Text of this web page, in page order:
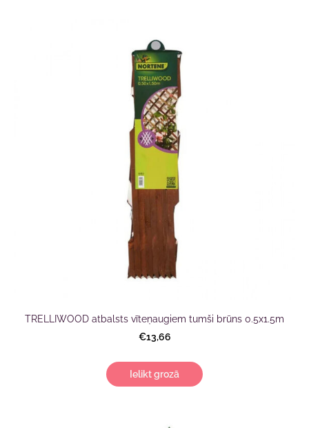
TRELLIWOOD atbalsts vīteņaugiem tumši brūns 0.5x1.5m
€13,66
Ielikt grozā